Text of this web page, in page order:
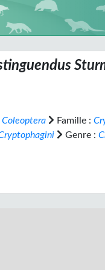
Coleoptera Famille :
Genre :